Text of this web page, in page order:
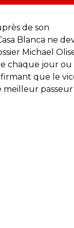
de son
Blanca ne
Michael
chaque jour ou
que le
meilleur passeur